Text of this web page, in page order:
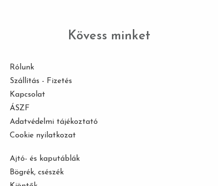
Kövess minket
Rólunk
Szállítás - Fizetés
Kapcsolat
ÁSZF
Adatvédelmi tájékoztató
Cookie nyilatkozat
Ajtó- és kaputáblák
Bögrék, csészék